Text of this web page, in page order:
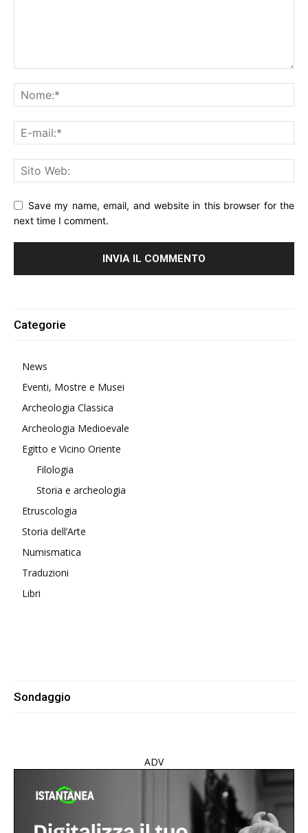
Save my name, email, and website in this browser for the
next time I comment.
Categorie
News
Eventi, Mostre e Musei
Archeologia Classica
Archeologia Medioevale
Egitto e Vicino Oriente
Filologia
Storia e archeologia
Etruscologia
Storia dell’Arte
Numismatica
Traduzioni
Libri
Sondaggio
ADV